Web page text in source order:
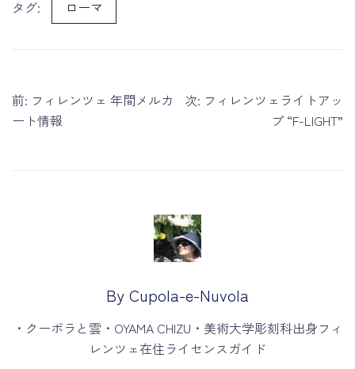
タグ: ローマ
投
稿
前: フィレンツェ 年間メルカ
ート情報
次: フィレンツェライトアッ
プ “F-LIGHT”
By Cupola-e-Nuvola
・クーポラと雲・OYAMA CHIZU・美術大学彫刻科出身フィ
レンツェ在住ライセンスガイド